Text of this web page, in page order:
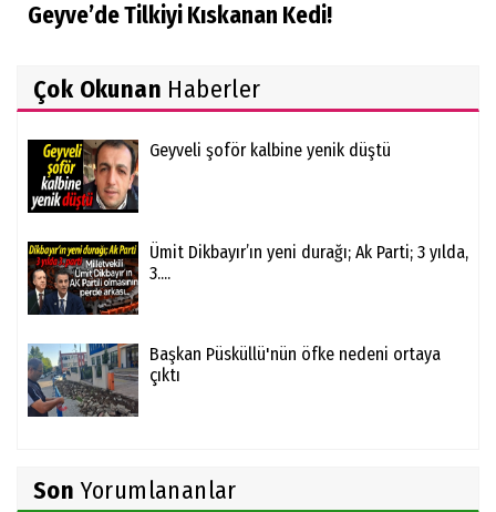
Geyve’de Tilkiyi Kıskanan Kedi!
Çok Okunan Haberler
Geyveli şoför kalbine yenik düştü
Ümit Dikbayır’ın yeni durağı; Ak Parti; 3 yılda,
3....
Başkan Püsküllü'nün öfke nedeni ortaya
çıktı
Son Yorumlananlar